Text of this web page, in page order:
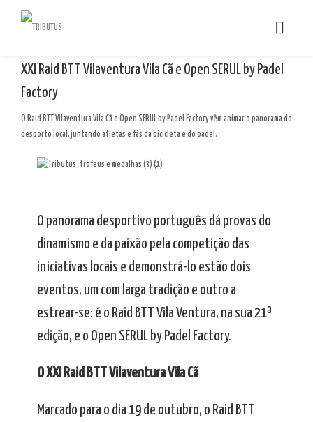
XXI Raid BTT Vilaventura Vila Cã e Open SERUL by Padel
Factory
O Raid BTT Vilaventura Vila Cã e Open SERUL by Padel Factory vêm animar o panorama do
desporto local, juntando atletas e fãs da bicicleta e do padel.
O panorama desportivo português dá provas do
dinamismo e da paixão pela competição das
iniciativas locais e demonstrá-lo estão dois
eventos, um com larga tradição e outro a
estrear-se: é o Raid BTT Vila Ventura, na sua 21ª
edição, e o Open SERUL by Padel Factory.
O XXI Raid BTT Vilaventura Vila Cã
Marcado para o dia 19 de outubro, o Raid BTT